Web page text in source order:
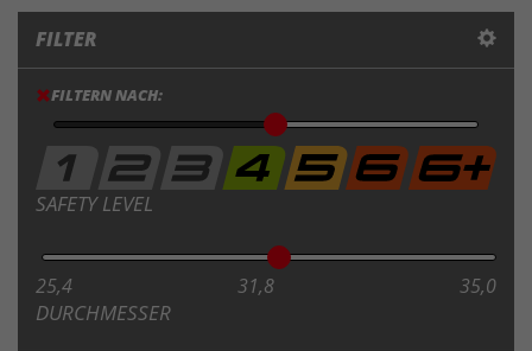
FILTER
FILTERN NACH:
SAFETY LEVEL
25,4 31,8 35,0
DURCHMESSER